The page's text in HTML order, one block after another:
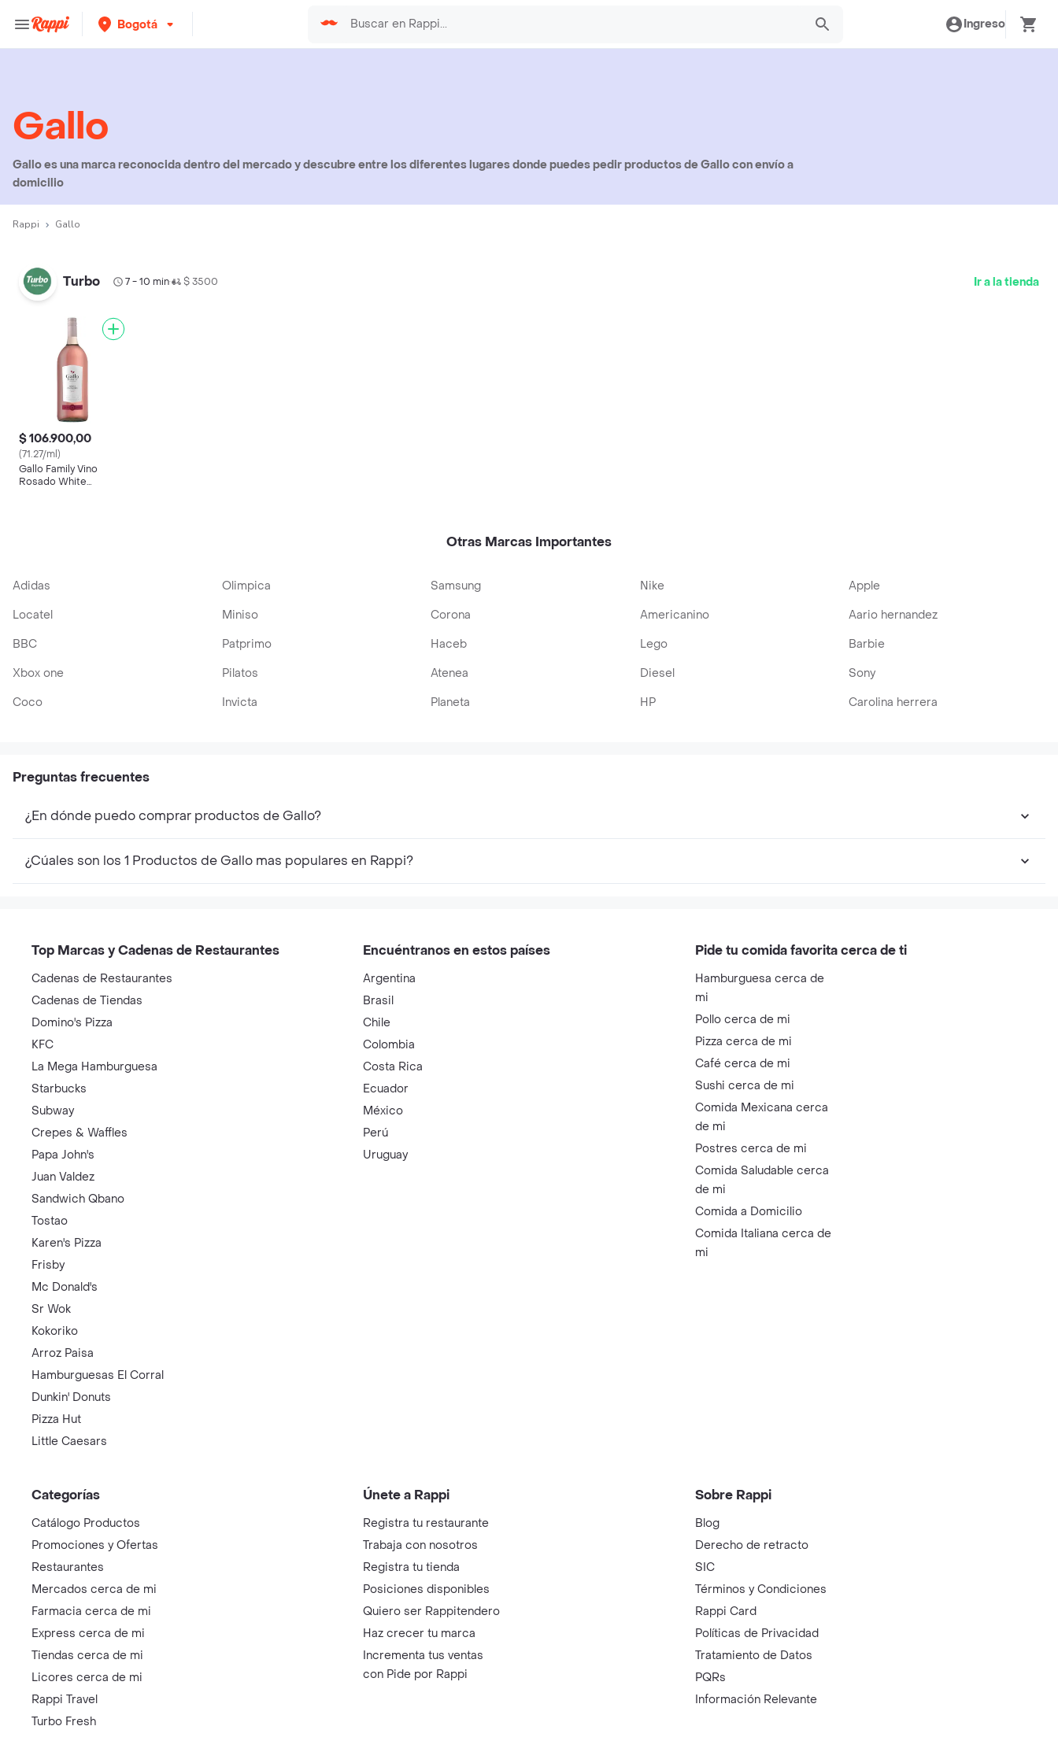
Bogotá Ingreso
Gallo
Gallo es una marca reconocida dentro del mercado y descubre entre los diferentes lugares donde puedes pedir productos de Gallo con envío a
domicilio
Rappi Gallo
Turbo 7 - 10 min• $ 3500 Ir a la tienda
$ 106.900,00
(71.27/ml)
Gallo Family Vino
Rosado White
Otras Marcas Importantes
Adidas Olimpica Samsung Nike
Apple
Locatel
Miniso Corona Americanino
Aario hernandez
BBC
Patprimo Haceb Lego
Barbie
Xbox one
Pilatos Atenea Diesel
Sony
Coco
Invicta Planeta HP Carolina herrera
Preguntas frecuentes
¿En dónde puedo comprar productos de Gallo?
¿Cúales son los 1 Productos de Gallo mas populares en Rappi?
Top Marcas y Cadenas de Restaurantes
Cadenas de Restaurantes
Cadenas de Tiendas
Domino's Pizza
KFC
La Mega Hamburguesa
Starbucks
Subway
Crepes & Waffles
Papa John's
Juan Valdez
Sandwich Qbano
Tostao
Karen's Pizza
Frisby
Mc Donald's
Sr Wok
Kokoriko
Arroz Paisa
Hamburguesas El Corral
Dunkin' Donuts
Pizza Hut
Little Caesars
Encuéntranos en estos países
Argentina
Brasil
Chile
Colombia
Costa Rica
Ecuador
México
Perú
Uruguay
Pide tu comida favorita cerca de ti
Hamburguesa cerca de
mi
Pollo cerca de mi
Pizza cerca de mi
Café cerca de mi
Sushi cerca de mi
Comida Mexicana cerca
de mi
Postres cerca de mi
Comida Saludable cerca
de mi
Comida a Domicilio
Comida Italiana cerca de
mi
Categorías
Catálogo Productos
Promociones y Ofertas
Restaurantes
Mercados cerca de mi
Farmacia cerca de mi
Express cerca de mi
Tiendas cerca de mi
Licores cerca de mi
Rappi Travel
Turbo Fresh
Únete a Rappi
Registra tu restaurante
Trabaja con nosotros
Registra tu tienda
Posiciones disponibles
Quiero ser Rappitendero
Haz crecer tu marca
Incrementa tus ventas
con Pide por Rappi
Sobre Rappi
Blog
Derecho de retracto
SIC
Términos y Condiciones
Rappi Card
Políticas de Privacidad
Tratamiento de Datos
PQRs
Información Relevante